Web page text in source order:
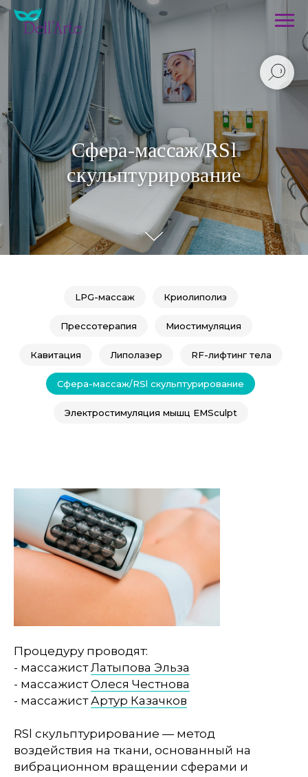
Сфера-массаж/RSl
скульптурирование
LPG-массаж Криолиполиз
Прессотерапия Миостимуляция
Кавитация Липолазер RF-лифтинг тела
Сфера-массаж/RSl скульптурирование
Электростимуляция мышц EMSculpt
Процедуру проводят:
- массажистЛатыпова Эльза
- массажистОлеся Честнова
- массажистАртур Казачков
RSl скульптурирование — метод
воздействия на ткани, основанный на
вибрационном вращении сферами и